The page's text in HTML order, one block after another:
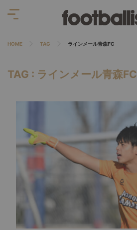
HOME TAG ラインメール青森FC
TAG : ラインメール青森FC